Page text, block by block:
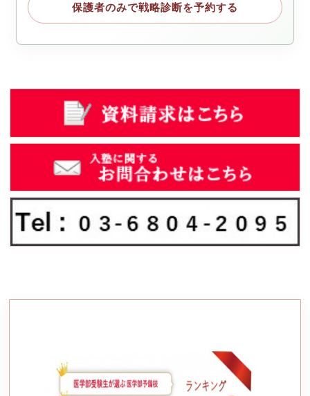
保護者のみで戦略診断を予約する